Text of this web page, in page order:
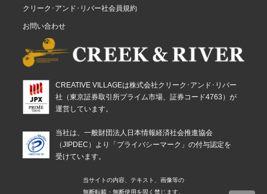
クリーク･アンド･リバー社会員規約
お問い合わせ
CREATIVE VILLAGEは株式会社クリーク･アンド･リバー
社（東京証券取引所プライム市場、証券コード4763）が
運営しています。
当社は、一般財団法人日本情報経済社会推進協会
（JIPDEC）より「プライバシーマーク」の付与認定を
受けています。
当サイトの内容、テキスト、画像等の
無断転載・無断使用を固く禁じます。